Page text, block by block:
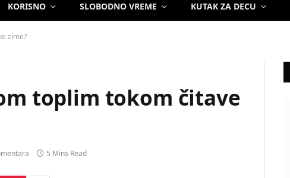
KORISNO SLOBODNO VREME KUTAK ZA DECU
zime?
toplim tokom čitave
5 Mins Read